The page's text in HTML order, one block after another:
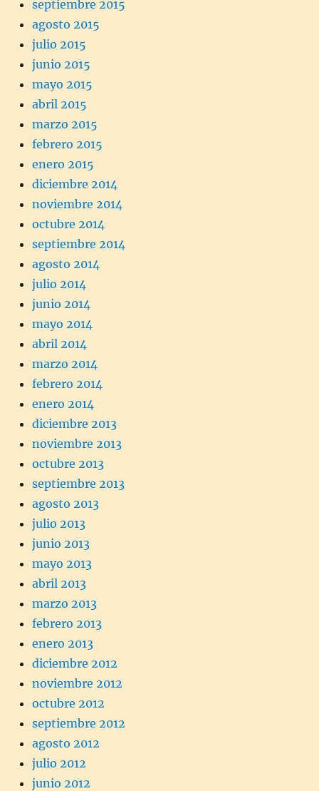
septiembre 2015
agosto 2015
julio 2015
junio 2015
mayo 2015
abril 2015
marzo 2015
febrero 2015
enero 2015
diciembre 2014
noviembre 2014
octubre 2014
septiembre 2014
agosto 2014
julio 2014
junio 2014
mayo 2014
abril 2014
marzo 2014
febrero 2014
enero 2014
diciembre 2013
noviembre 2013
octubre 2013
septiembre 2013
agosto 2013
julio 2013
junio 2013
mayo 2013
abril 2013
marzo 2013
febrero 2013
enero 2013
diciembre 2012
noviembre 2012
octubre 2012
septiembre 2012
agosto 2012
julio 2012
junio 2012